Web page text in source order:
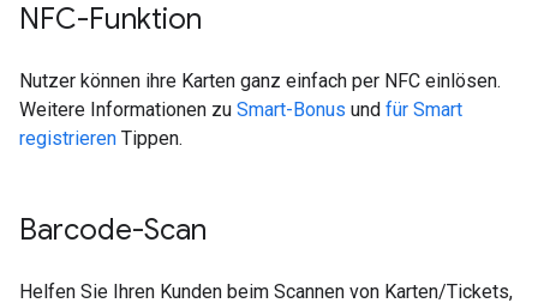
NFC-Funktion
Nutzer können ihre Karten ganz einfach per NFC einlösen.
Weitere Informationen zu Smart-Bonus und für Smart
registrieren Tippen.
Barcode-Scan
Helfen Sie Ihren Kunden beim Scannen von Karten/Tickets,